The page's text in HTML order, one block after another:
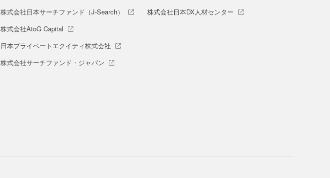
株式会社日本サーチファンド（J-Search）
株式会社AtoG Capital
日本プライベートエクイティ株式会社
株式会社サーチファンド・ジャパン
株式会社日本DX人材センター